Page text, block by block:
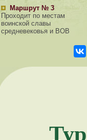
Маршрут № 3
Проходит по местам
воинской славы
средневековья и ВОВ